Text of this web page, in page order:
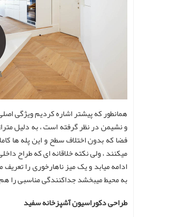
همانطور که پیشتر اشاره کردیم ویژگی
و نشیمن در نظر گرفته است ، به دلیل
فضا که بدون اختلاف سطح و این پله ها
میکنند ، ولی نکته خلاقانه ای که طراح
ادامه میابد و یک میز ناهارخوری را
به محیط میبخشد جداکنندگی مناسبی را هم
طراحی دکوراسیون آشپزخانه سفید